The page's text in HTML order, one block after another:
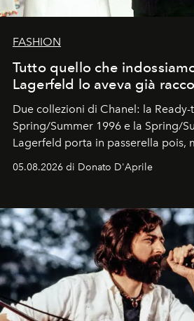
FASHION
Tutto quello che
Lagerfeld lo aveva già
Due collezioni di Chanel: la
Spring/Summer 1996 e la Spring/
Lagerfeld porta in passerella pois,
Kate, Claudia e Carla una dietro
uno dei documenti più
05.08.2026 di Donato D'Aprile